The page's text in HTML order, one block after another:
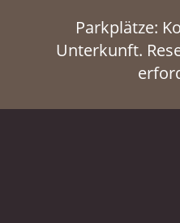
Parkplätze:
Unterkunft.